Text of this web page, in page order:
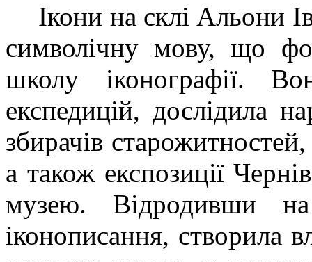
Ікони на склі Альони
символічну мову, що
школу іконографії.
експедицій, дослідила
збирачів
а також експозиції
музею. Відродивши
іконописання, створила